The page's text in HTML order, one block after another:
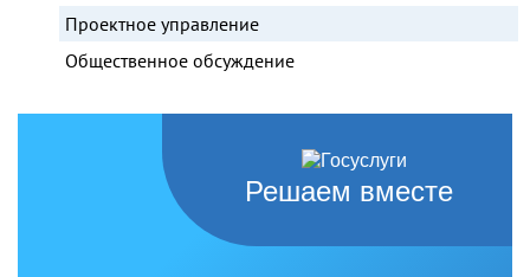
Проектное управление
Общественное обсуждение
Решаем вместе